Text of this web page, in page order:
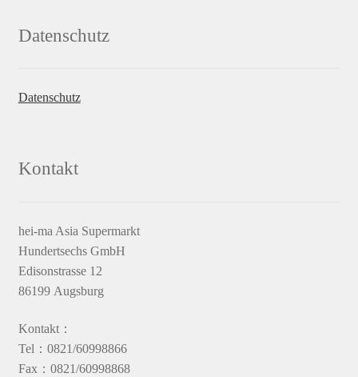
Datenschutz
Datenschutz
Kontakt
hei-ma Asia Supermarkt
Hundertsechs GmbH
Edisonstrasse 12
86199 Augsburg
Kontakt：
Tel：0821/60998866
Fax：0821/60998868